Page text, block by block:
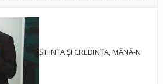
ȘTIINȚA ȘI CREDINȚA, MÂNĂ-N